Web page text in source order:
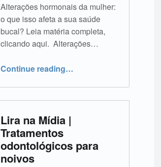
Alterações hormonais da mulher:
o que isso afeta a sua saúde
bucal? Leia matéria completa,
clicando aqui. Alterações…
Continue reading“Lira na Mídia | Alterações hormonais da mulher: o que isso afeta a sua saúde bucal?”
…
Lira na Mídia |
Tratamentos
odontológicos para
noivos